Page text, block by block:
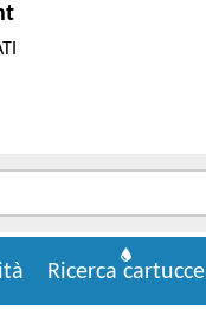
Ricerca cartucce